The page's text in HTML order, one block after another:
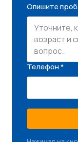
Опишите
Телефон *